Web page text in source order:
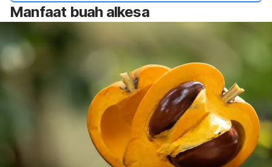
Manfaat buah alkesa